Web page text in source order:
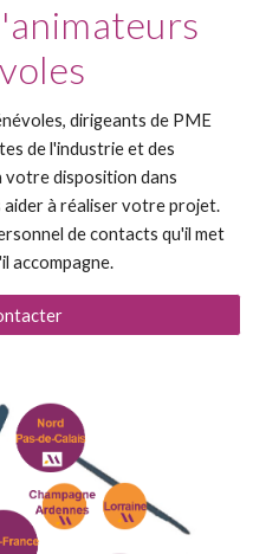
dirigeants de PME
de l'industrie et des
votre disposition dans
à réaliser votre projet.
de contacts qu'il met
accompagne.